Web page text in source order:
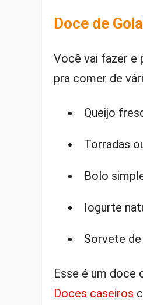
Doce de
Você vai fazer e
pra comer de
Queijo
Torradas
Bolo
Iogurte
Sorvete
Esse é um doce
Doces caseiros